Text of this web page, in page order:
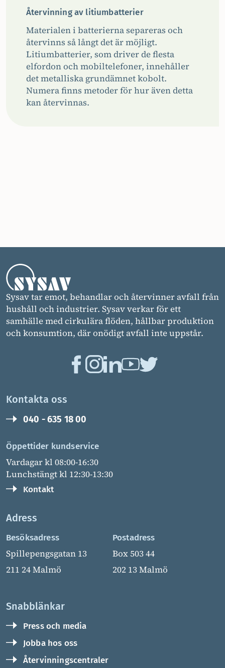
Återvinning av litiumbatterier
Materialen i batterierna separeras och
återvinns så långt det är möjligt.
Litiumbatterier, som driver de flesta
elfordon och mobiltelefoner, innehåller
det metalliska grundämnet kobolt.
Numera finns metoder för hur även detta
kan återvinnas.
Sysav tar emot, behandlar och återvinner avfall från
hushåll och industrier. Sysav verkar för ett
samhälle med cirkulära flöden, hållbar produktion
och konsumtion, där onödigt avfall inte uppstår.
Kontakta oss
040 - 635 18 00
Öppettider kundservice
Vardagar kl 08:00-16:30
Lunchstängt kl 12:30-13:30
Kontakt
Adress
Besöksadress
Spillepengsgatan 13
211 24 Malmö
Postadress
Box 503 44
202 13 Malmö
Snabblänkar
Press och media
Jobba hos oss
Återvinningscentraler